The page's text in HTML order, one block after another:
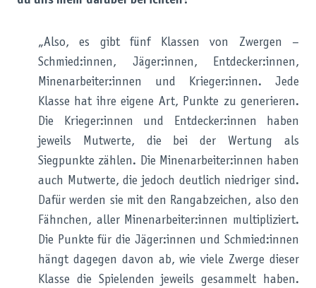
„Also, es gibt fünf Klassen von Zwergen –
Schmied:innen, Jäger:innen, Entdecker:innen,
Minenarbeiter:innen und Krieger:innen. Jede
Klasse hat ihre eigene Art, Punkte zu generieren.
Die Krieger:innen und Entdecker:innen haben
jeweils Mutwerte, die bei der Wertung als
Siegpunkte zählen. Die Minenarbeiter:innen haben
auch Mutwerte, die jedoch deutlich niedriger sind.
Dafür werden sie mit den Rangabzeichen, also den
Fähnchen, aller Minenarbeiter:innen multipliziert.
Die Punkte für die Jäger:innen und Schmied:innen
hängt dagegen davon ab, wie viele Zwerge dieser
Klasse die Spielenden jeweils gesammelt haben.